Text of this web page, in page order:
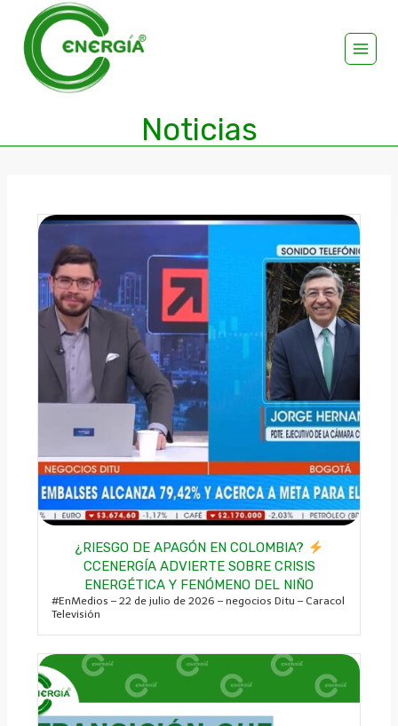
Noticias
¿RIESGO DE APAGÓN EN COLOMBIA?
CCENERGÍA ADVIERTE SOBRE CRISIS
ENERGÉTICA Y FENÓMENO DEL NIÑO
#EnMedios – 22 de julio de 2026 – negocios Ditu – Caracol
Televisión